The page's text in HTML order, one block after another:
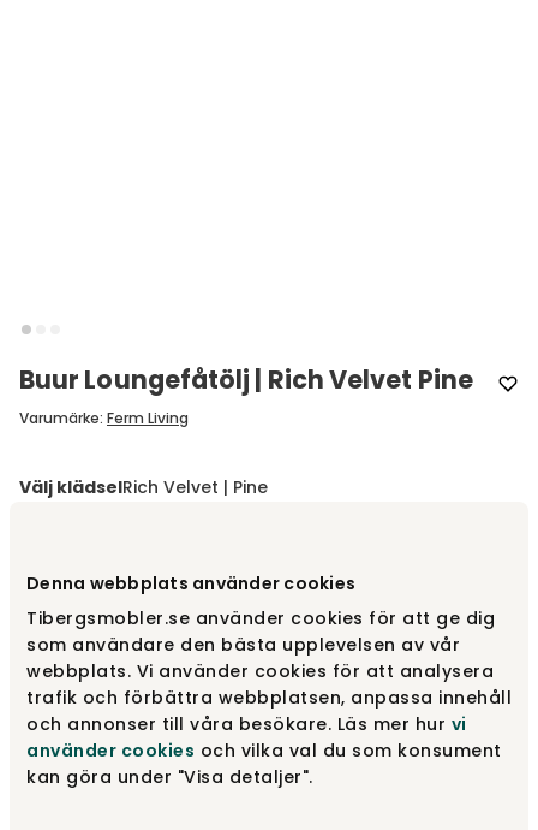
Denna webbplats använder cookies
Tibergsmobler.se använder cookies för att ge dig
som användare den bästa upplevelsen av vår
webbplats. Vi använder cookies för att analysera
trafik och förbättra webbplatsen, anpassa innehåll
och annonser till våra besökare. Läs mer hur vi
använder cookies och vilka val du som konsument
kan göra under "Visa detaljer".
Buur Loungefåtölj | Rich Velvet Pine
Varumärke: Ferm Living
Välj klädselRich Velvet | Pine
Louisiana | Sand/Black 31 249 kr
Nordic Bouclé | Off-White